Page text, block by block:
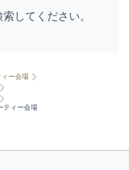
してください。
ー会場
ティー会場